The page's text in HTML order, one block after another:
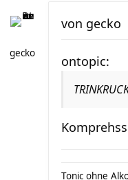
gecko
von gecko
ontopic:
Tonic ohne